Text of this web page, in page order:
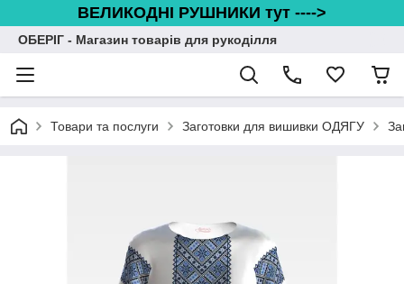
ВЕЛИКОДНІ РУШНИКИ тут ---->
ОБЕРІГ - Магазин товарів для рукоділля
Товари та послуги Заготовки для вишивки ОДЯГУ